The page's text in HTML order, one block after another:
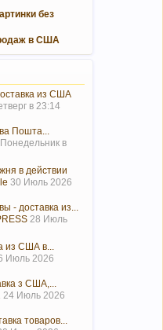
без
в США
из США
в 23:14
Пошта...
Понедельник в
в действии
30 Июль 2026
- доставка из...
28 Июль
из США в...
Июль 2026
з США,...
24 Июль 2026
товаров...